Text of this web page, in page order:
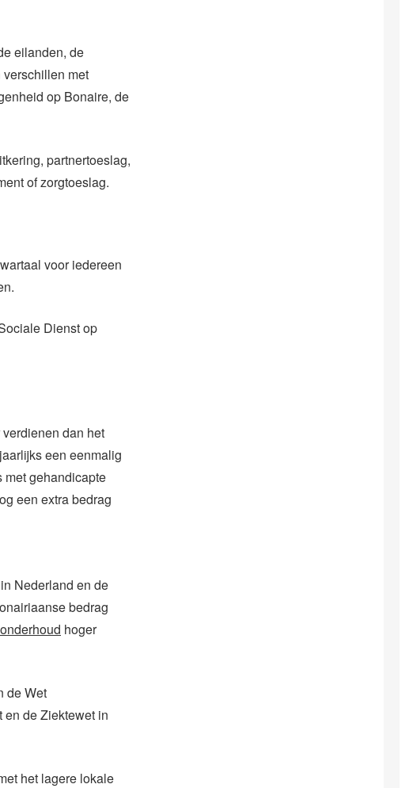
eilanden, de
met
op Bonaire, de
partnertoeslag,
of zorgtoeslag.
voor iedereen
Dienst op
dan het
een eenmalig
met gehandicapte
een extra bedrag
Nederland en de
bedrag
hoger
de Wet
en de Ziektewet in
het lagere lokale